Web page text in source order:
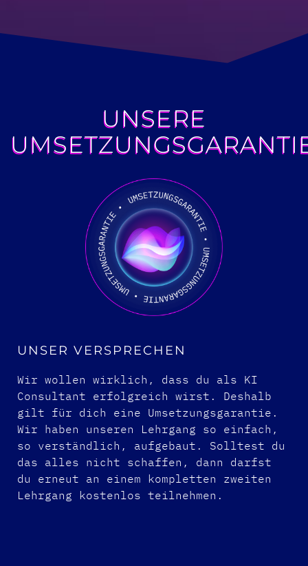
UNSERE
UNSER VERSPRECHEN
Wir wollen wirklich, dass du als KI
Consultant erfolgreich wirst. Deshalb
gilt für dich eine Umsetzungsgarantie.
Wir haben unseren Lehrgang so einfach,
so verständlich, aufgebaut. Solltest du
das alles nicht schaffen, dann darfst
du erneut an einem kompletten zweiten
Lehrgang kostenlos teilnehmen.